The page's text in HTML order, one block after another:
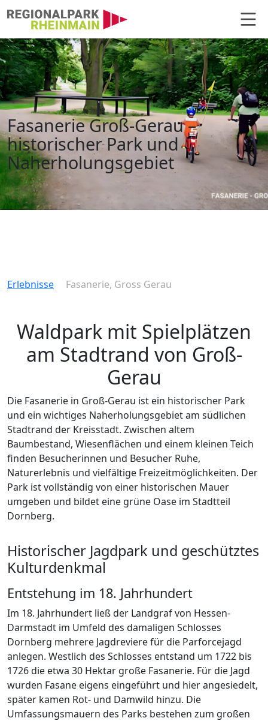
Fasanerie, Gross Gerau
Hauptnavigation
Fasanerie Groß-Gerau –
historischer Park und
Naherholungsgebiet
Erlebnisse Fasanerie, Gross Gerau
Waldpark mit Spielplätzen
am Stadtrand von Groß-
Gerau
Die Fasanerie in Groß-Gerau ist ein historischer Park
und ein wichtiges Naherholungsgebiet am südlichen
Stadtrand der Kreisstadt. Zwischen altem
Baumbestand, Wiesenflächen und einem kleinen Teich
finden Besucherinnen und Besucher Ruhe,
Naturerlebnis und vielfältige Freizeitmöglichkeiten. Der
Park ist vollständig von einer historischen Mauer
umgeben und bildet eine grüne Oase im Stadtteil
Dornberg.
Historischer Jagdpark und geschütztes
Kulturdenkmal
Entstehung im 18. Jahrhundert
Im 18. Jahrhundert ließ der Landgraf von Hessen-
Darmstadt im Umfeld des damaligen Schlosses
Dornberg mehrere Jagdreviere für die Parforcejagd
anlegen. Westlich des Schlosses entstand um 1722 bis
1726 die etwa 30 Hektar große Fasanerie. Für die Jagd
wurden Fasane eigens eingeführt und hier angesiedelt,
später kamen Rot- und Damwild hinzu. Die
Umfassungsmauern des Parks bestehen zum großen